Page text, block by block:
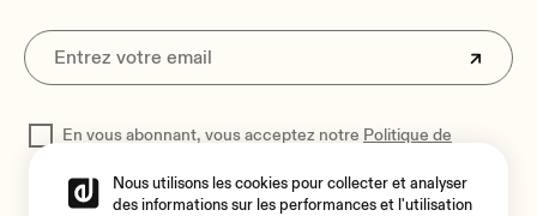
En vous abonnant, vous acceptez notre Politique de
Nous utilisons les cookies pour collecter et analyser
des informations sur les performances et l'utilisation